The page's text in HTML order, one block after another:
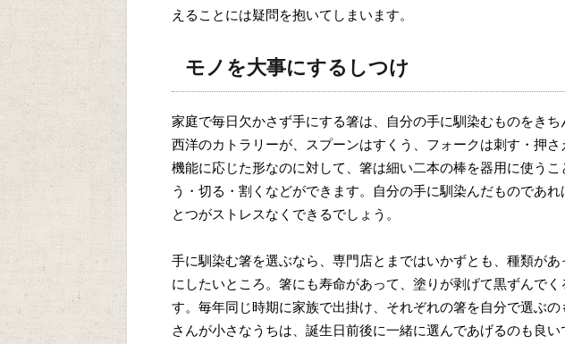
えることには疑問を抱いてしまいます。
モノを大事にするしつけ
家庭で毎日欠かさず手にする箸は、自分の手に馴染むものをきち
西洋のカトラリーが、スプーンはすくう、フォークは刺す・押
機能に応じた形なのに対して、箸は細い二本の棒を器用に使うこ
う・切る・割くなどができます。自分の手に馴染んだものであ
とつがストレスなくできるでしょう。
手に馴染む箸を選ぶなら、専門店とまではいかずとも、種類が
にしたいところ。箸にも寿命があって、塗りが剥げて黒ずんで
す。毎年同じ時期に家族で出掛け、それぞれの箸を自分で選ぶ
さんが小さなうちは、誕生日前後に一緒に選んであげるのも良